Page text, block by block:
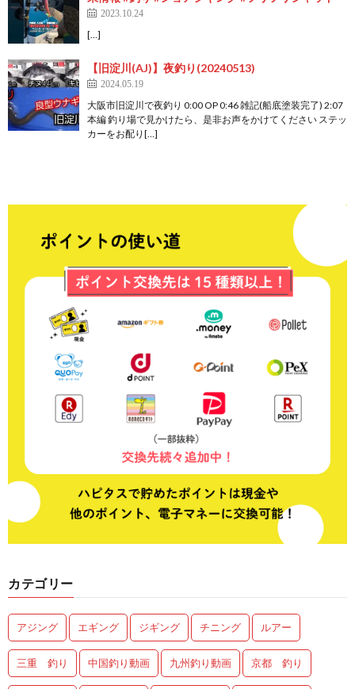
2023.10.24
[…]
【旧淀川(AJ)】夜釣り(20240513)
2024.05.19
大阪市旧淀川で夜釣り 0:00 OP 0:46 雑記(船底塗装完了) 2:07
本編 釣り場で見かけたら、是非お声をかけてください ステッ
カーをお配り[…]
カテゴリー
アジング エギング ジギング チニング ルアー
三重 釣り 中国釣り動画 九州釣り動画 京都 釣り